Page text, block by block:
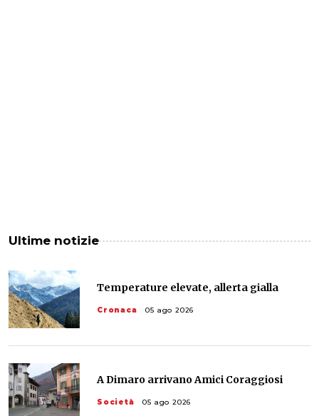
Ultime notizie
Temperature elevate, allerta gialla
Cronaca 05 ago 2026
A Dimaro arrivano Amici Coraggiosi
Società 05 ago 2026